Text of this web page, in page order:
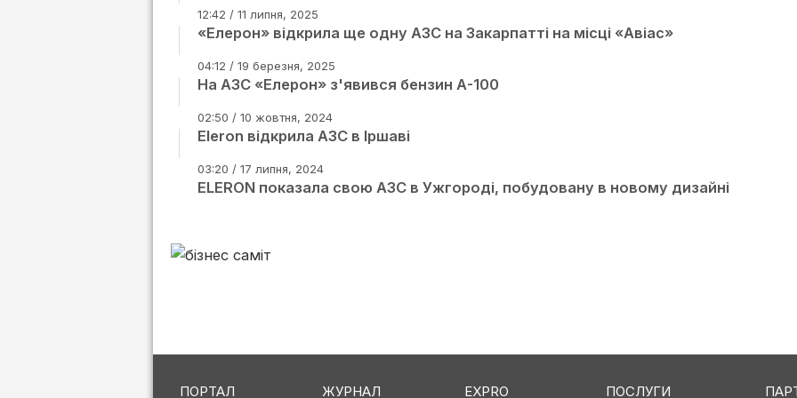
12:42 / 11 липня, 2025
«Елерон» відкрила ще одну АЗС на Закарпатті на місці «Авіас»
04:12 / 19 березня, 2025
На АЗС «Елерон» з'явився бензин А-100
02:50 / 10 жовтня, 2024
Eleron відкрила АЗС в Іршаві
03:20 / 17 липня, 2024
ELERON показала свою АЗС в Ужгороді, побудовану в новому дизайні
ПОРТАЛ ЖУРНАЛ EXPRO ПОСЛУГИ